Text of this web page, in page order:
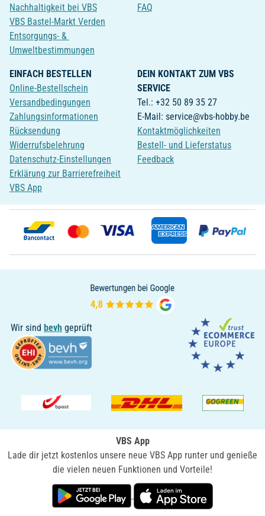
Nachhaltigkeit bei VBS
VBS Bastel-Markt Verden
Entsorgungs- &
Umweltbestimmungen
FAQ
EINFACH BESTELLEN
Online-Bestellschein
Versandbedingungen
Zahlungsinformationen
Rücksendung
Widerrufsbelehrung
Datenschutz-Einstellungen
Erklärung zur Barrierefreiheit
VBS App
DEIN KONTAKT ZUM VBS
SERVICE
Tel.: +32 50 89 35 27
E-Mail: service@vbs-hobby.be
Kontaktmöglichkeiten
Bestell- und Lieferstatus
Feedback
Wir sind bevh geprüft
VBS App
Lade dir jetzt kostenlos unsere neue VBS App runter und genieße
die vielen neuen Funktionen und Vorteile!